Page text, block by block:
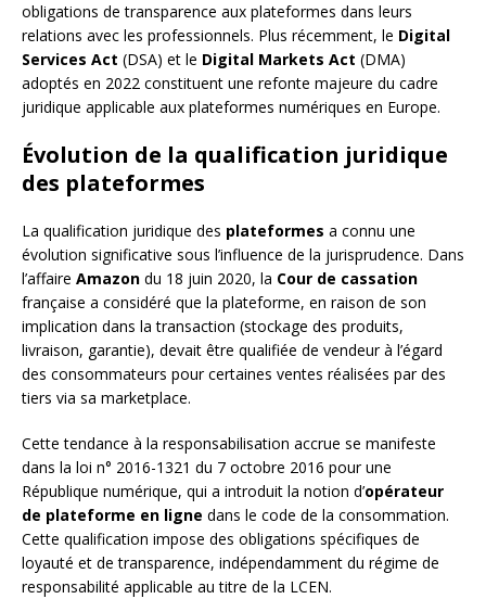
obligations de transparence aux plateformes dans leurs
relations avec les professionnels. Plus récemment, le Digital
Services Act (DSA) et le Digital Markets Act (DMA)
adoptés en 2022 constituent une refonte majeure du cadre
juridique applicable aux plateformes numériques en Europe.
Évolution de la qualification juridique
des plateformes
La qualification juridique des plateformes a connu une
évolution significative sous l’influence de la jurisprudence. Dans
l’affaire Amazon du 18 juin 2020, la Cour de cassation
française a considéré que la plateforme, en raison de son
implication dans la transaction (stockage des produits,
livraison, garantie), devait être qualifiée de vendeur à l’égard
des consommateurs pour certaines ventes réalisées par des
tiers via sa marketplace.
Cette tendance à la responsabilisation accrue se manifeste
dans la loi n° 2016-1321 du 7 octobre 2016 pour une
République numérique, qui a introduit la notion d’opérateur
de plateforme en ligne dans le code de la consommation.
Cette qualification impose des obligations spécifiques de
loyauté et de transparence, indépendamment du régime de
responsabilité applicable au titre de la LCEN.